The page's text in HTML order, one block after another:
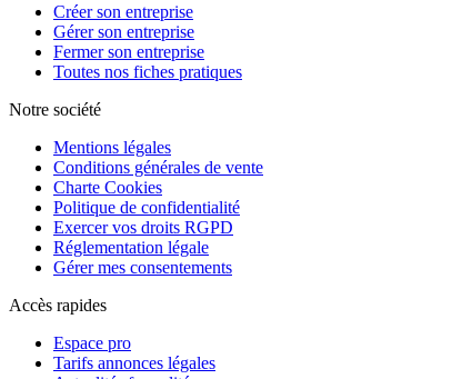
Créer son entreprise
Gérer son entreprise
Fermer son entreprise
Toutes nos fiches pratiques
Notre société
Mentions légales
Conditions générales de vente
Charte Cookies
Politique de confidentialité
Exercer vos droits RGPD
Réglementation légale
Gérer mes consentements
Accès rapides
Espace pro
Tarifs annonces légales